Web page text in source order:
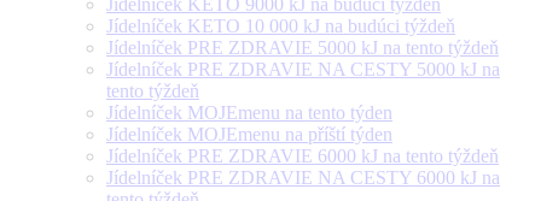
Jídelníček KETO 9000 kJ na budúci týždeň
Jídelníček KETO 10 000 kJ na budúci týždeň
Jídelníček PRE ZDRAVIE 5000 kJ na tento týždeň
Jídelníček PRE ZDRAVIE NA CESTY 5000 kJ na
tento týždeň
Jídelníček MOJEmenu na tento týden
Jídelníček MOJEmenu na příští týden
Jídelníček PRE ZDRAVIE 6000 kJ na tento týždeň
Jídelníček PRE ZDRAVIE NA CESTY 6000 kJ na